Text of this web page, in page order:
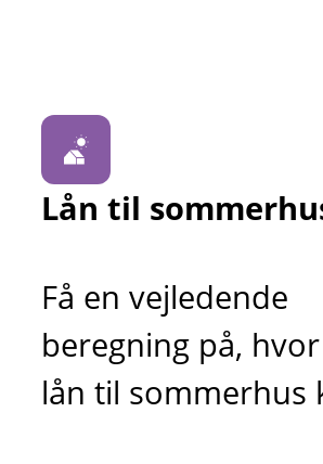
Lån til
Få en vejledende
beregning på,
lån til sommerhus